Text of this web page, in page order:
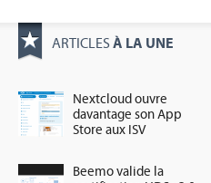
ARTICLES À LA UNE
Nextcloud ouvre
davantage son App
Store aux ISV
Beemo valide la